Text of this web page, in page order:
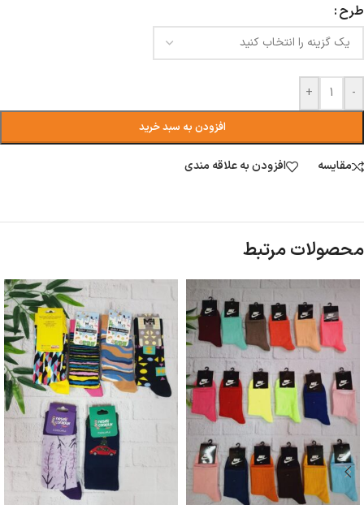
طرح
-
+
افزودن به سبد خرید
مقایسه افزودن به علاقه مندی
محصولات مرتبط